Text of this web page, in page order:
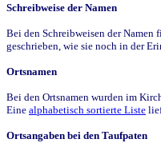
Schreibweise der Namen
Bei den Schreibweisen der Namen
geschrieben, wie sie noch in der
Ortsnamen
Bei den Ortsnamen wurden im
Eine alphabetisch sortierte Liste
Ortsangaben bei den Taufpaten